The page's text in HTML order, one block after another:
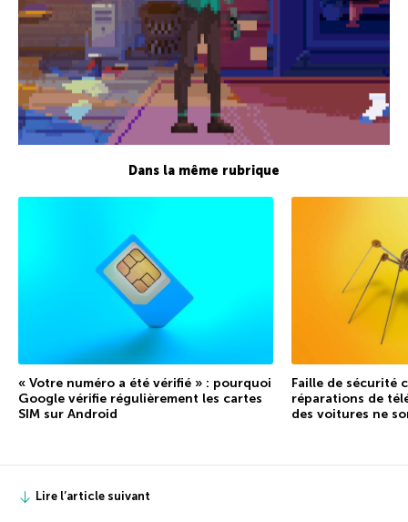
Dans la même rubrique
« Votre numéro a été vérifié » : pourquoi
Google vérifie régulièrement les cartes
SIM sur Android
Faille de sécurité
réparations de
des voitures ne
Lire l’article suivant